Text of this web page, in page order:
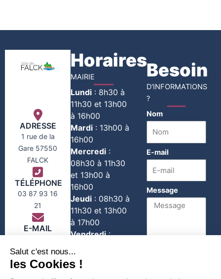
ADRESSE
1 rue de la
Gare 57550
FALCK
TÉLÉPHONE
03 87 93 16
21
E-MAIL
moselle.com
Horaires
MAIRIE
Lundi : 8h30 à
11h30 et 13h00
à 16h00
Mardi : 13h00 à
16h00
Mercredi :
08h30 à 11h30
et 13h00 à
16h00
Jeudi : 08h30 à
11h30 et 13h00
à 17h00
Vendredi:
1er et 3e
Samedi du
Besoin
D'INFORMATIONS
?
Nom
E-mail
Message